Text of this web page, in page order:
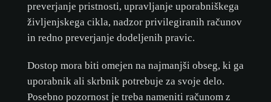
preverjanje pristnosti, upravljanje uporabniškega
življenjskega cikla, nadzor privilegiranih računov
in redno preverjanje dodeljenih pravic.
Dostop mora biti omejen na najmanjši obseg, ki ga
uporabnik ali skrbnik potrebuje za svoje delo.
Posebno pozornost je treba nameniti računom z